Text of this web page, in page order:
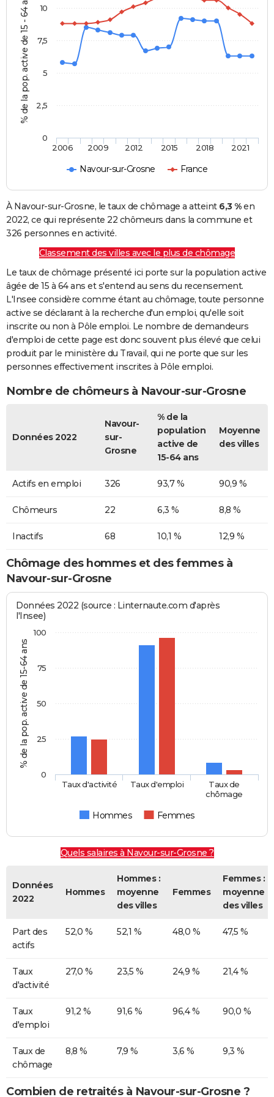
% de la pop. active de 15 - 64 ans
Navour-sur-Grosne France
2006 2009 2012 2015 2018 2021
0
2,5
5
7,5
10
À Navour-sur-Grosne, le taux de chômage a atteint 6,3 %en
2022, ce qui représente 22 chômeurs dans la commune et
326 personnes en activité.
Classement des villes avec le plus de chômage
Le taux de chômage présenté ici porte sur la population active
âgée de 15 à 64 ans et s'entend au sens du recensement.
L'Insee considère comme étant au chômage, toute personne
active se déclarant à la recherche d'un emploi, qu'elle soit
inscrite ou non à Pôle emploi. Le nombre de demandeurs
d'emploi de cette page est donc souvent plus élevé que celui
produit par le ministère du Travail, qui ne porte que sur les
personnes effectivement inscrites à Pôle emploi.
Nombre de chômeurs à Navour-sur-Grosne
Données 2022
Navour-
sur-
Grosne
% de la
population
active de
15-64 ans
Moyenne
des villes
Actifs en emploi 326 93,7 % 90,9 %
Chômeurs 22 6,3 % 8,8 %
Inactifs 68 10,1 % 12,9 %
Chômage des hommes et des femmes à
Navour-sur-Grosne
% de la pop. active de 15-64 ans
Données 2022 (source : Linternaute.com d'après
l'Insee)
Hommes Femmes
Taux d'activité Taux d'emploi
Taux de
chômage
0
25
50
75
100
Quels salaires à Navour-sur-Grosne ?
Données
2022
Hommes
Hommes :
moyenne
des villes
Femmes
Femmes :
moyenne
des villes
Part des
actifs
52,0 % 52,1 % 48,0 % 47,5 %
Taux
d'activité
27,0 % 23,5 % 24,9 % 21,4 %
Taux
d'emploi
91,2 % 91,6 % 96,4 % 90,0 %
Taux de
chômage
8,8 % 7,9 % 3,6 % 9,3 %
Combien de retraités à Navour-sur-Grosne ?